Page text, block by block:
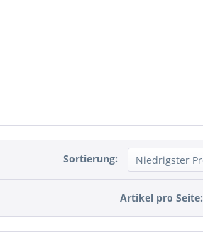
Sortierung:
Artikel pro Seite: